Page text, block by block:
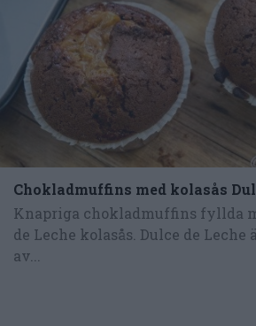
Chokladmuffins med kolasås
Knapriga chokladmuffins fyllda
de Leche kolasås. Dulce de Leche
av...